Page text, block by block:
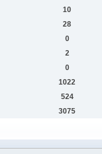
10
28
0
2
0
1022
524
3075